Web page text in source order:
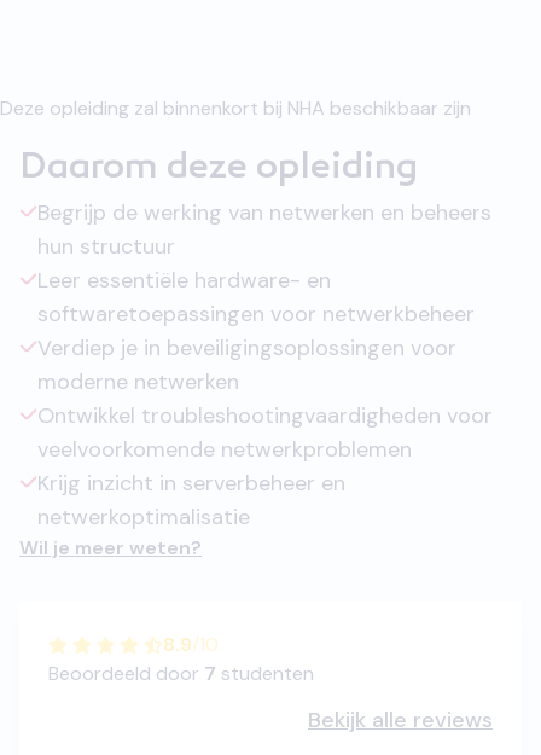
Deze opleiding zal binnenkort bij NHA beschikbaar zijn
Daarom deze opleiding
Begrijp de werking van netwerken en beheers
hun structuur
Leer essentiële hardware- en
softwaretoepassingen voor netwerkbeheer
Verdiep je in beveiligingsoplossingen voor
moderne netwerken
Ontwikkel troubleshootingvaardigheden voor
veelvoorkomende netwerkproblemen
Krijg inzicht in serverbeheer en
netwerkoptimalisatie
Wil je meer weten?
8.9/10
Beoordeeld door 7 studenten
Bekijk alle reviews